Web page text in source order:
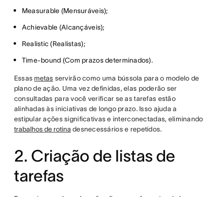
Measurable (Mensuráveis);
Achievable (Alcançáveis);
Realistic (Realistas);
Time-bound (Com prazos determinados).
Essas metas servirão como uma bússola para o modelo de
plano de ação. Uma vez definidas, elas poderão ser
consultadas para você verificar se as tarefas estão
alinhadas às iniciativas de longo prazo. Isso ajuda a
estipular ações significativas e interconectadas, eliminando
trabalhos de rotina desnecessários e repetidos.
2. Criação de listas de
tarefas